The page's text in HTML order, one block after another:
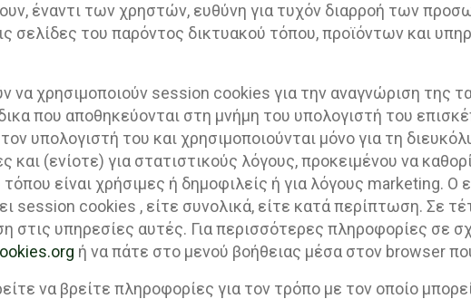
έναντι των χρηστών, ευθύνη για τυχόν διαρροή των
σελίδες του παρόντος δικτυακού τόπου, προϊόντων και
να χρησιμοποιούν session cookies για την αναγνώριση της
που αποθηκεύονται στη μνήμη του υπολογιστή του
υπολογιστή του και χρησιμοποιούνται μόνο για τη
και (ενίοτε) για στατιστικούς λόγους, προκειμένου να
είναι χρήσιμες ή δημοφιλείς ή για λόγους marketing. O
session cookies , είτε συνολικά, είτε κατά περίπτωση. Σε
στις υπηρεσίες αυτές. Για περισσότερες πληροφορίες σε
ή να πάτε στο μενού βοήθειας μέσα στον browser
να βρείτε πληροφορίες για τον τρόπο με τον οποίο